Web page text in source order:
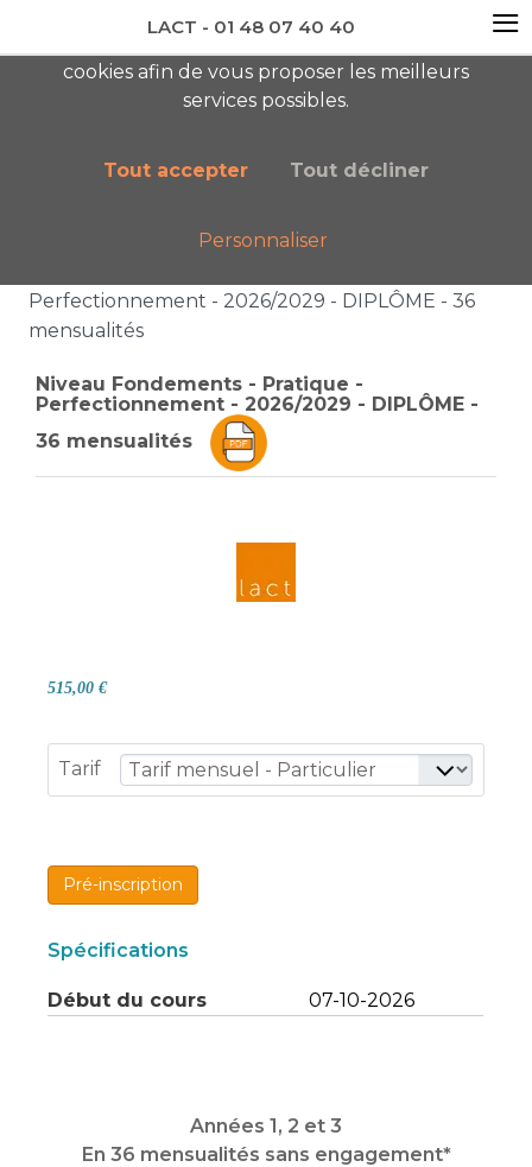
newsletter AC
Boutique
Catalogue général
Perfectionnement - 2026/2029 - DIPLÔME - 36
mensualités
Niveau Fondements - Pratique -
Perfectionnement - 2026/2029 - DIPLÔME -
36 mensualités
515,00 €
Tarif
Pré-inscription
Spécifications
Début du cours 07-10-2026
Années 1, 2 et 3
En 36 mensualités sans engagement*
cookies afin de vous proposer les meilleurs
services possibles.
Tout accepter Tout décliner
Personnaliser
LACT - 01 48 07 40 40 ≡